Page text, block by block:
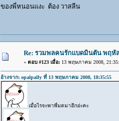
ของพี่หนอนแงะ ต้อง วาสลีน
Re: รวมพลคนรักแบดมินตัน พฤหั
« ตอบ #123 เมื่อ:13 พฤษภาคม 2008,
อ้างจาก: opalpally ที่ 13 พฤษภาคม 2008, 18:35:55
เมื่อไรจะพาพี่มดมาอีกอ่ะคะ